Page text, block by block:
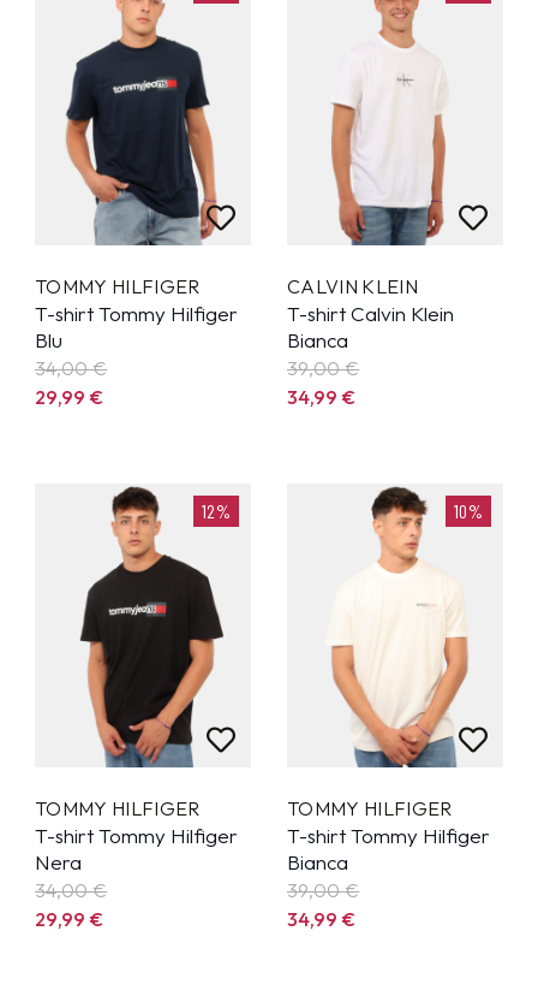
TOMMY HILFIGER
T-shirt Tommy Hilfiger
Blu
34,00 €
29,99€
CALVIN KLEIN
T-shirt Calvin Klein
Bianca
39,00 €
34,99€
12%
TOMMY HILFIGER
T-shirt Tommy Hilfiger
Nera
34,00 €
29,99€
10%
TOMMY HILFIGER
T-shirt Tommy Hilfiger
Bianca
39,00 €
34,99€